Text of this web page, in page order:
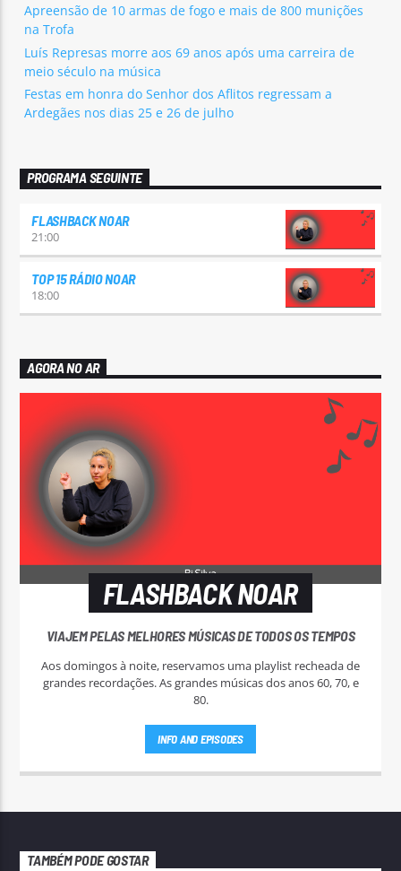
Apreensão de 10 armas de fogo e mais de 800 munições
na Trofa
Luís Represas morre aos 69 anos após uma carreira de
meio século na música
Festas em honra do Senhor dos Aflitos regressam a
Ardegães nos dias 25 e 26 de julho
PROGRAMA SEGUINTE
FLASHBACK NOAR
21:00
TOP 15 RÁDIO NOAR
18:00
AGORA NO AR
FLASHBACK NOAR
VIAJEM PELAS MELHORES MÚSICAS DE TODOS OS TEMPOS
Aos domingos à noite, reservamos uma playlist recheada de
grandes recordações. As grandes músicas dos anos 60, 70, e
80.
INFO AND EPISODES
TAMBÉM PODE GOSTAR